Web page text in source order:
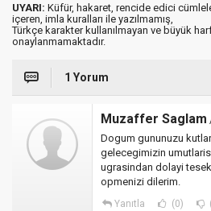
UYARI: Küfür, hakaret, rencide edici
içeren, imla kuralları ile yazılmamış,
Türkçe karakter kullanılmayan ve büyük
onaylanmamaktadır.
1 Yorum
Muzaffer Saglam
Dogum gununuzu
gelecegimizin
ugrasindan dolayi
opmenizi dilerim.
Yanıtla (0)